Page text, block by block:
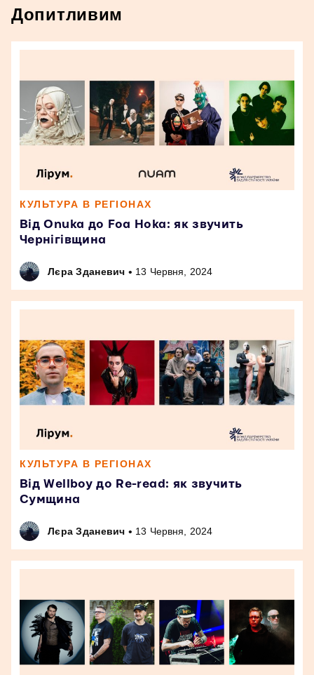
Допитливим
КУЛЬТУРА В РЕГІОНАХ
Від Onuka до Foa Hoka: як звучить
Чернігівщина
Лєра Зданевич • 13 Червня, 2024
КУЛЬТУРА В РЕГІОНАХ
Від Wellboy до Re-read: як звучить
Сумщина
Лєра Зданевич • 13 Червня, 2024